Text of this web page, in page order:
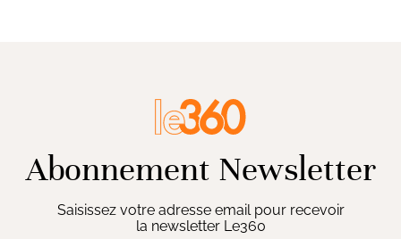
Abonnement Newsletter
Saisissez votre adresse email pour recevoir
la newsletter Le360